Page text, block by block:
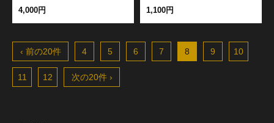
4,000円 1,100円
‹ 前の20件 4 5 6 7 8 9 10
11 12 次の20件 ›